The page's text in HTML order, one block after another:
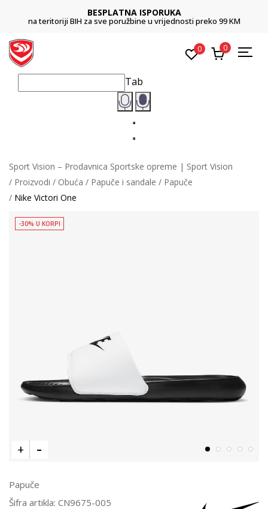
BESPLATNA ISPORUKA
na teritoriji BIH za sve poružbine u vrijednosti preko 99 KM
0 0
Tab
Sport Vision – Prodavnica Sportske opreme | Sport Vision
Proizvodi
Obuća Papuče i sandale
Papuče
Nike Victori One
-30% U KORPI
Papuče
Šifra artikla: CN9675-005